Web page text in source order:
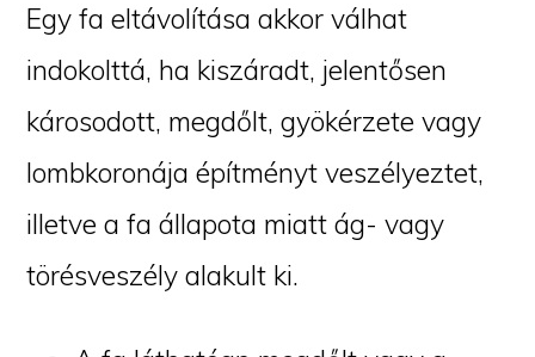
Egy fa eltávolítása akkor válhat
indokolttá, ha kiszáradt, jelentősen
károsodott, megdőlt, gyökérzete vagy
lombkoronája építményt veszélyeztet,
illetve a fa állapota miatt ág- vagy
törésveszély alakult ki.